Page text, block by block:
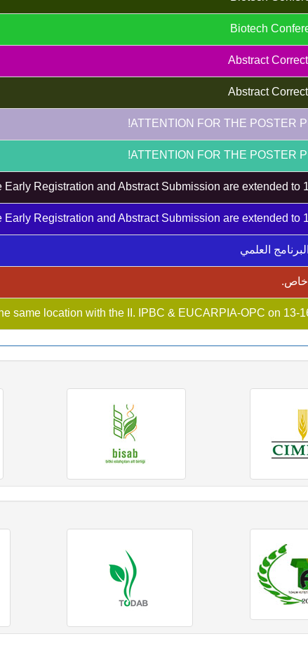
العلمي
خاص.